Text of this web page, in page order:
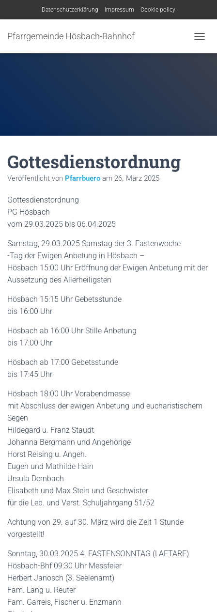
Datenschutzerklärung Impressum Cookie policy
Pfarrgemeinde Hösbach-Bahnhof
A
U
Gottesdienstordnung
Veröffentlicht von Pfarrbuero am 26. März 2025
Gottesdienstordnung
PG Hösbach
vom 29.03.2025 bis 06.04.2025
Samstag, 29.03.2025 Samstag der 3. Fastenwoche
-Tag der Ewigen Anbetung in Hösbach –
Hösbach 15:00 Uhr Eröffnung der Ewigen Anbetung mit der
Aussetzung des Allerheiligsten
Hösbach 15:15 Uhr Gebetsstunde
bis 16:00 Uhr
Hösbach ab 16:00 Uhr Stille Anbetung
bis 17:00 Uhr
Hösbach ab 17:00 Gebetsstunde
bis 17:45 Uhr
Hösbach 18:00 Uhr Vorabendmesse
mit Abschluss der ewigen Anbetung und eucharistischem
Segen
Hildegard u. Franz Staudt
Johanna Bergmann und Angehörige
Horst Reising u. Angeh.
Eugen und Mathilde Hain
Ursula Dernbach
Elisabeth und Max Stein und Geschwister
für die Leb. und Verst. Schuljahrgang 51/52
Achtung von 29. auf 30. März wird die Zeit 1 Stunde
vorgestellt!
Sonntag, 30.03.2025 4. FASTENSONNTAG (LAETARE)
Hösbach-Bhf 09:30 Uhr Messfeier
Herbert Janosch (3. Seelenamt)
Fam. Lang u. Reuter
Fam. Garreis, Fischer u. Enzmann